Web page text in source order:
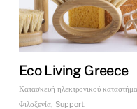
Eco Living Greece
Κατασκευή ηλεκτρονικού
Φιλοξενία, Support.